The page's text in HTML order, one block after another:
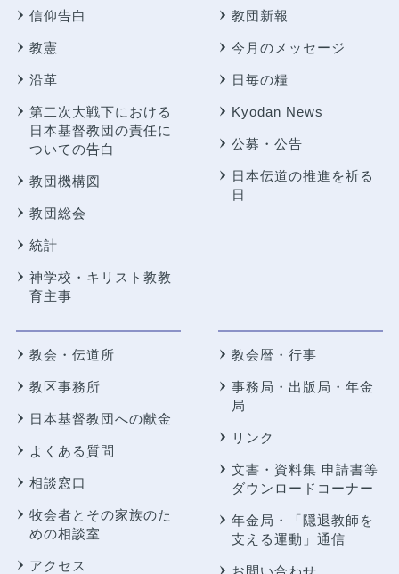
信仰告白
教憲
沿革
第二次大戦下における
日本基督教団の責任に
ついての告白
教団機構図
教団総会
統計
神学校・キリスト教教
育主事
教団新報
今月のメッセージ
日毎の糧
Kyodan News
公募・公告
日本伝道の推進を祈る
日
教会・伝道所
教区事務所
日本基督教団への献金
よくある質問
相談窓口
牧会者とその家族のた
めの相談室
アクセス
教会暦・行事
事務局・出版局・年金
局
リンク
文書・資料集 申請書等
ダウンロードコーナー
年金局・
「隠退教師を
支える運動」通信